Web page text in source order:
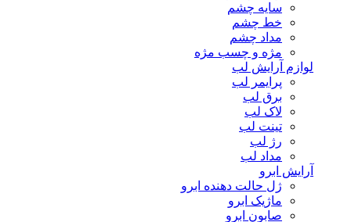
سایه چشم
خط چشم
مداد چشم
مژه و چسب مژه
لوازم آرایش لب
پرایمر لب
برق لب
لاک لب
تینت لب
رژ لب
مداد لب
آرایش ابرو
ژل حالت دهنده ابرو
ماژیک ابرو
صابون ابرو